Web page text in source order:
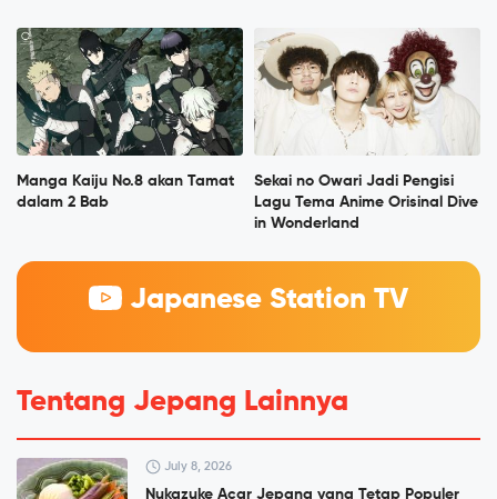
Manga Kaiju No.8 akan Tamat
dalam 2 Bab
Sekai no Owari Jadi Pengisi
Lagu Tema Anime Orisinal Dive
in Wonderland
Japanese Station TV
Tentang Jepang Lainnya
July 8, 2026
Nukazuke Acar Jepang yang Tetap Populer